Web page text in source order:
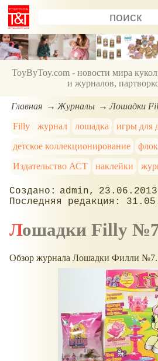
ToyByToy.com - новости мира
и журналов,
Главная Журналы
Лошадки
Filly
журнал лошадка
игры для
детское коллекционирование
флок
Издательство АСТ
наклейки
admin
23.06.2013
Лошадки Filly
Обзор журнала Лошадки Филли №7.